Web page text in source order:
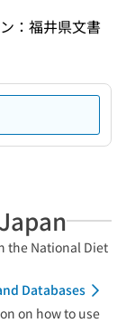
：福井県文書
the National Diet
Databases
on how to use